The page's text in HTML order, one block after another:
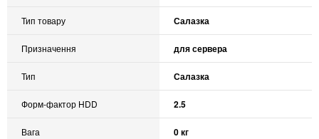
Тип товару Салазка
Призначення для сервера
Тип Салазка
Форм-фактор HDD 2.5
Вага 0 кг